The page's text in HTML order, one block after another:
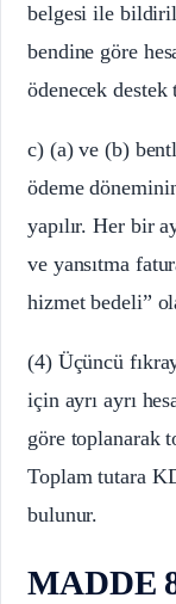
belgesi ile
bendine göre
ödenecek destek
c) (a) ve (b)
ödeme
yapılır. Her bir
ve yansıtma
hizmet bedeli”
(4) Üçüncü
için ayrı ayrı
göre toplanarak
Toplam tutara
bulunur.
MADDE